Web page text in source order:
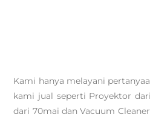
Kami hanya melayani
kami jual seperti Proyektor
dari 70mai dan Vacuum